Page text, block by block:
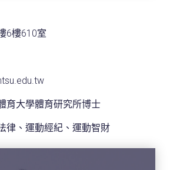
6樓610室
育大學體育研究所博士
律、運動經紀、運動智財